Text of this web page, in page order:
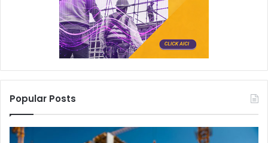
Popular Posts